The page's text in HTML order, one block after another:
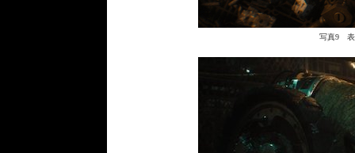
写真9 表